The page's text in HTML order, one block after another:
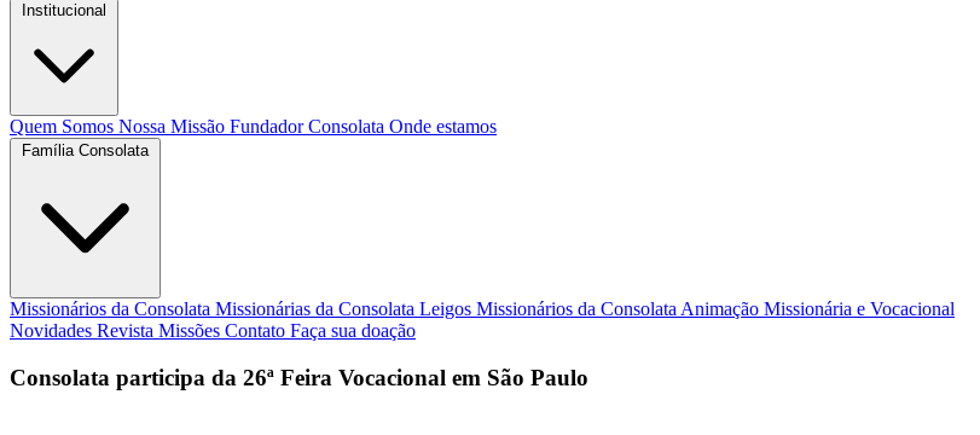
Institucional
Quem Somos Nossa Missão FundadorConsolata Onde estamos
Família Consolata
Missionários da Consolata Missionárias da Consolata Leigos Missionários da Consolata Animação Missionária e Vocacional
Novidades Revista Missões Contato Faça sua doação
Consolata participa da 26ª Feira Vocacional em São Paulo